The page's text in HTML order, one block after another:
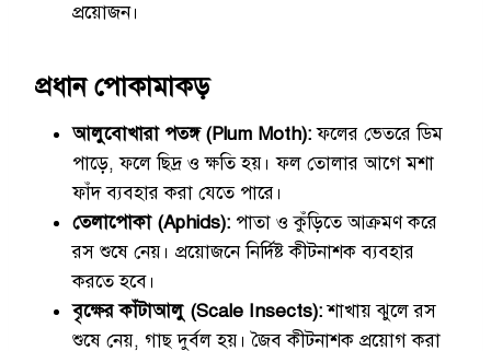
প্রয়োজন।
প্রধান পোকামাকড়
আলুবোখারা পতঙ্গ (Plum Moth):ফলের ভেতরে ডিম
পাড়ে, ফলে ছিদ্র ও ক্ষতি হয়। ফল তোলার আগে মশা
ফাঁদ ব্যবহার করা যেতে পারে।
তেলাপোকা (Aphids): পাতা ও কুঁড়িতে আক্রমণ করে
রস শুষে নেয়। প্রয়োজনে নির্দিষ্ট কীটনাশক ব্যবহার
করতে হবে।
বৃক্ষের কাঁটাআলু (Scale Insects):শাখায় ঝুলে রস
শুষে নেয়, গাছ দুর্বল হয়। জৈব কীটনাশক প্রয়োগ করা